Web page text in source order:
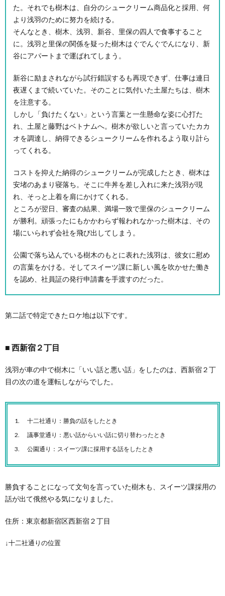
た。それでも樹木は、自分のシュークリーム商品化と採用、何
より浅羽のために努力を続ける。
そんなとき、樹木、浅羽、新谷、里保の四人で食事すること
に。浅羽と里保の関係を疑った樹木はぐでんぐでんになり、新
谷にアパートまで運ばれてしまう。
新谷に励まされながら試行錯誤するも再現できず、仕事は連日
夜遅くまで続いていた。そのことに気付いた土屋たちは、樹木
を注意する。
しかし「負けたくない」という言葉と一生懸命な姿に心打た
れ、土屋と藤野はベトナムへ。樹木が欲しいと言っていたカカ
オを調達し、納得できるシュークリームを作れるよう取り計ら
ってくれる。
コストを抑えた納得のシュークリームが完成したとき、樹木は
安堵のあまり寝落ち。そこに牛丼を差し入れに来た浅羽が現
れ、そっと上着を肩にかけてくれる。
ところが翌日、審査の結果、満場一致で里保のシュークリーム
が勝利。頑張ったにもかかわらず報われなかった樹木は、その
場にいられず会社を飛び出してしまう。
公園で落ち込んでいる樹木のもとに表れた浅羽は、彼女に慰め
の言葉をかける。そしてスイーツ課に新しい風を吹かせた働き
を認め、社員証の発行申請書を手渡すのだった。
第二話で特定できたロケ地は以下です。
西新宿２丁目
浅羽が車の中で樹木に「いい話と悪い話」をしたのは、西新宿２丁
目の次の道を運転しながらでした。
十二社通り：勝負の話をしたとき
議事堂通り：悪い話からいい話に切り替わったとき
公園通り：スイーツ課に採用する話をしたとき
勝負することになって文句を言っていた樹木も、スイーツ課採用の
話が出て俄然やる気になりました。
住所：東京都新宿区西新宿２丁目
↓十二社通りの位置